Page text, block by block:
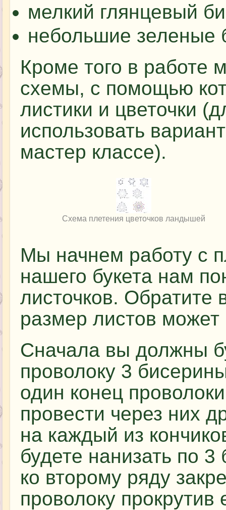
мелкий глянцевый
небольшие зеленые
Кроме того в работе
схемы, с помощью
листики и цветочки
использовать
мастер классе).
Схема плетения цветочков ландышей
Мы начнем работу с
нашего букета нам
листочков. Обратите
размер листов
Сначала вы должны
проволоку 3
один конец
провести через них
на каждый из
будете нанизать по
ко второму ряду
проволоку прокрутив